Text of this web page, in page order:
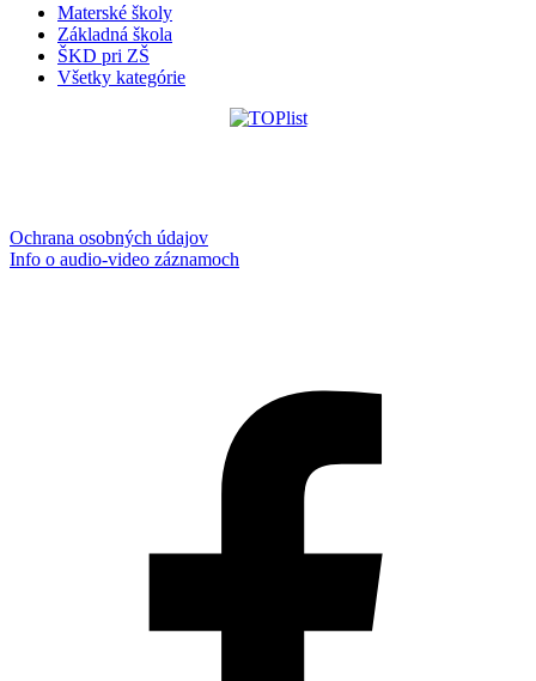
Materské školy
Základná škola
ŠKD pri ZŠ
Všetky kategórie
Ochrana osobných údajov
Info o audio-video záznamoch